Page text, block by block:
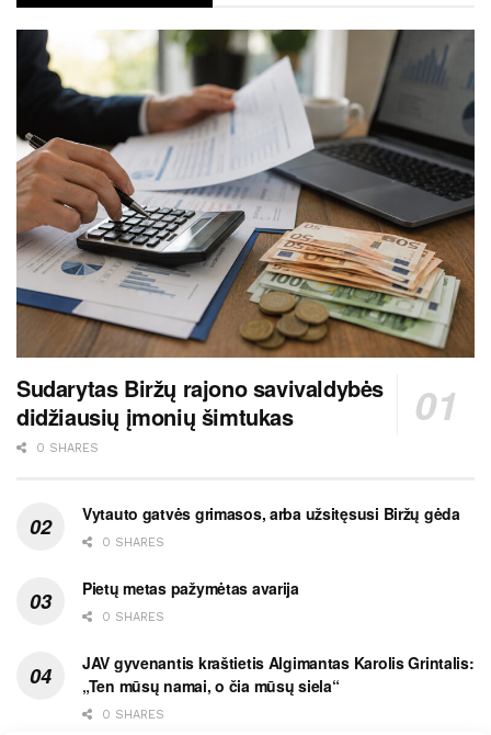
Sudarytas Biržų rajono savivaldybės
didžiausių įmonių šimtukas
0 SHARES
Vytauto gatvės grimasos, arba užsitęsusi Biržų gėda
0 SHARES
Pietų metas pažymėtas avarija
0 SHARES
JAV gyvenantis kraštietis Algimantas Karolis Grintalis:
„Ten mūsų namai, o čia mūsų siela“
0 SHARES